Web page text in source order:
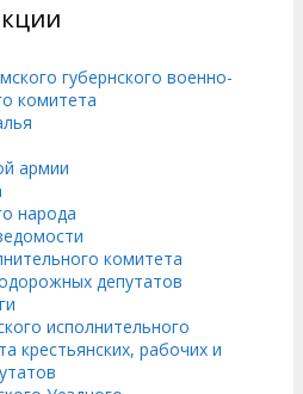
губернского военно-
комитета
армии
народа
комитета
депутатов
исполнительного
крестьянских, рабочих и